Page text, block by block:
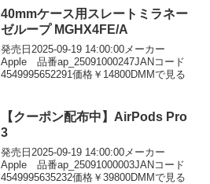
40mmケース用スレートミラネー
ゼループ MGHX4FE/A
発売日2025-09-19 14:00:00メーカー
Apple 品番ap_25091000247JANコード
4549995652291価格￥14800DMMで見る
【クーポン配布中】AirPods Pro
3
発売日2025-09-19 14:00:00メーカー
Apple 品番ap_25091000003JANコード
4549995635232価格￥39800DMMで見る